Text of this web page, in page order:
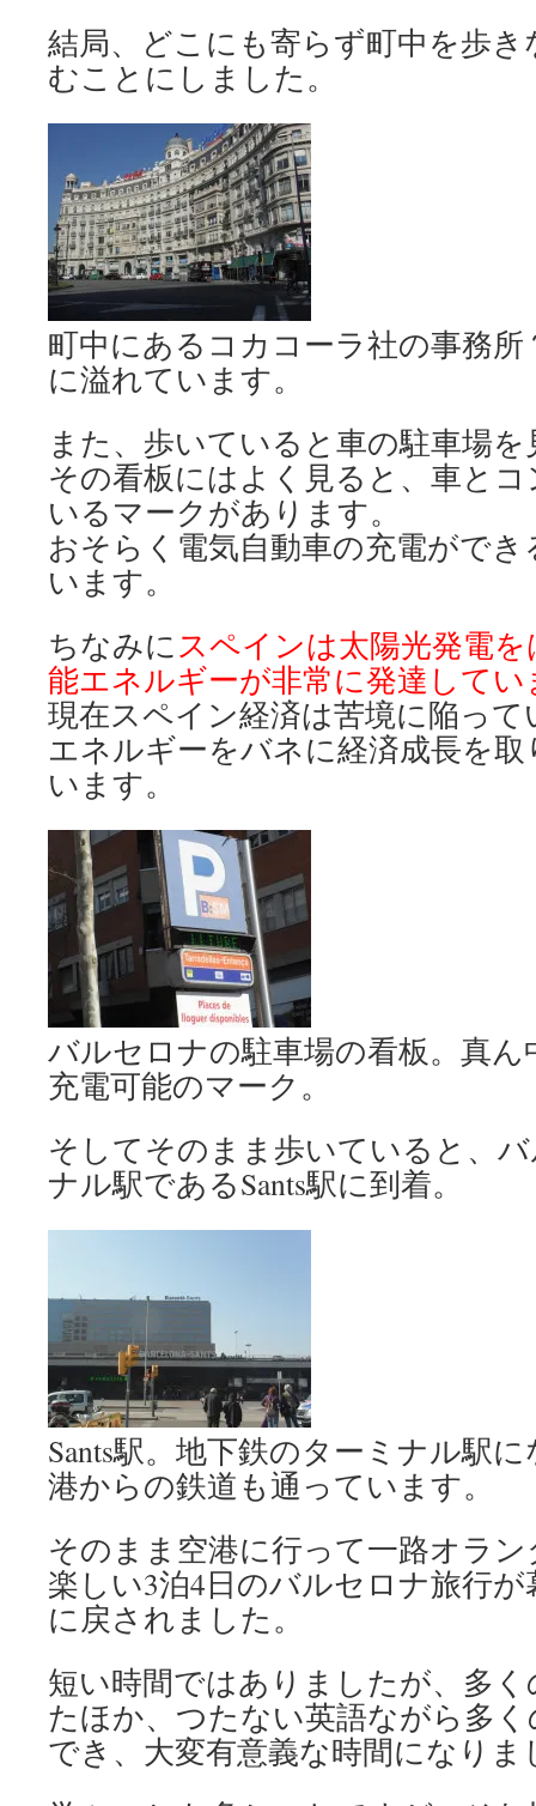
結局、どこにも寄らず町中を歩
むことにしました。
町中にあるコカコーラ社の事務
に溢れています。
また、歩いていると車の駐車場
その看板にはよく見ると、車と
いるマークがあります。
おそらく電気自動車の充電がで
います。
ちなみにスペインは太陽光発電
能エネルギーが非常に発達してい
現在スペイン経済は苦境に陥っ
エネルギーをバネに経済成長を
います。
バルセロナの駐車場の看板。真
充電可能のマーク。
そしてそのまま歩いていると、
ナル駅であるSants駅に到着。
Sants駅。地下鉄のターミナル駅
港からの鉄道も通っています。
そのまま空港に行って一路オラ
楽しい3泊4日のバルセロナ旅行
に戻されました。
短い時間ではありましたが、多
たほか、つたない英語ながら多
でき、大変有意義な時間になりま